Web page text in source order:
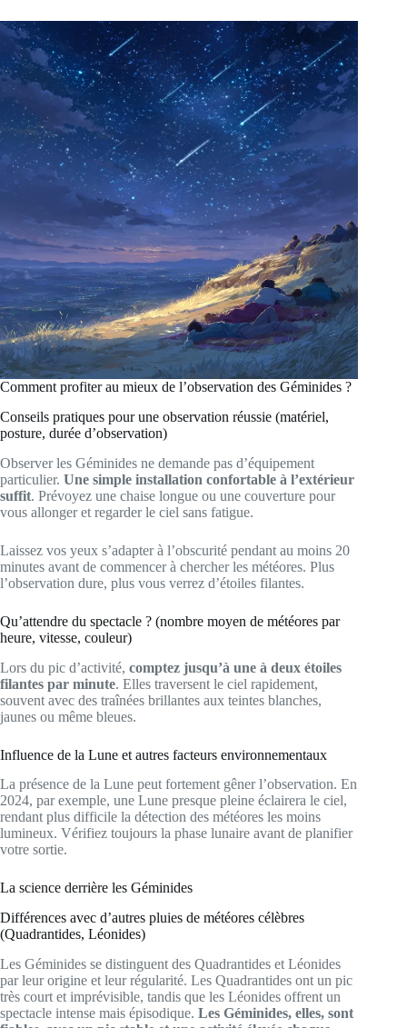
Comment profiter au mieux de l’observation des Géminides ?
Conseils pratiques pour une observation réussie (matériel,
posture, durée d’observation)
Observer les Géminides ne demande pas d’équipement
particulier. Une simple installation confortable à l’extérieur
suffit. Prévoyez une chaise longue ou une couverture pour
vous allonger et regarder le ciel sans fatigue.
Laissez vos yeux s’adapter à l’obscurité pendant au moins 20
minutes avant de commencer à chercher les météores. Plus
l’observation dure, plus vous verrez d’étoiles filantes.
Qu’attendre du spectacle ? (nombre moyen de météores par
heure, vitesse, couleur)
Lors du pic d’activité, comptez jusqu’à une à deux étoiles
filantes par minute. Elles traversent le ciel rapidement,
souvent avec des traînées brillantes aux teintes blanches,
jaunes ou même bleues.
Influence de la Lune et autres facteurs environnementaux
La présence de la Lune peut fortement gêner l’observation. En
2024, par exemple, une Lune presque pleine éclairera le ciel,
rendant plus difficile la détection des météores les moins
lumineux. Vérifiez toujours la phase lunaire avant de planifier
votre sortie.
La science derrière les Géminides
Différences avec d’autres pluies de météores célèbres
(Quadrantides, Léonides)
Les Géminides se distinguent des Quadrantides et Léonides
par leur origine et leur régularité. Les Quadrantides ont un pic
très court et imprévisible, tandis que les Léonides offrent un
spectacle intense mais épisodique. Les Géminides, elles, sont